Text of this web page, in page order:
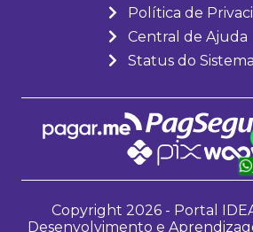
Política de
Central de Ajuda
Status do Sistema
Copyright 2026 - Portal
Desenvolvimento e